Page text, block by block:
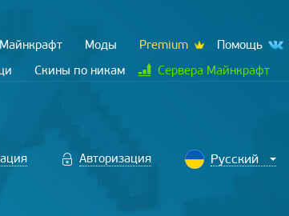
Моды Premium
Помощь
Скины по никам Сервера Майнкрафт
Авторизация